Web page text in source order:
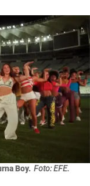
Boy. Foto: EFE.